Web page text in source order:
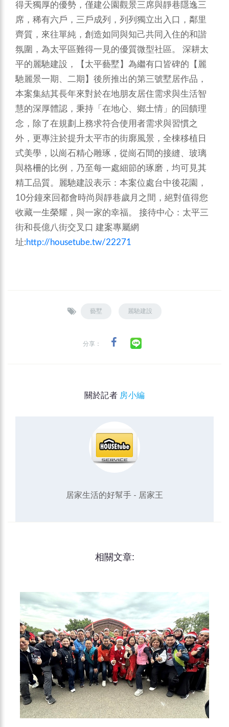
得天獨厚的優勢，僅建公園觀景三席與靜巷隱逸三
席，稀有六戶，三戶成列，列列獨立出入口，鄰里
齊質，來往單純，創造如同與知己共同入住的和諧
氛圍，為太平區難得一見的優質微型社區。 深耕太
平的麗馳建設，【太平藝墅】為繼有口皆碑的【麗
馳麗景一期、二期】後所推出的第三號墅居作品，
本案集結其長年來對於在地朋友居住需求與生活智
慧的深厚體認，秉持「在地心、鄉土情」的回饋理
念，除了在規劃上務求符合使用者需求與習慣之
外，更專注於提升太平市的街廓風景，全棟移植日
式美學，以崗石精心雕琢，從崗石間的接縫、玻璃
與格柵的比例，乃至每一處細節的琢磨，均可見其
精工品質。麗馳建設表示：本案位處台中後花園，
10分鐘來回都會時尚與靜巷歲月之間，絕對值得您
收藏一生榮耀，與一家的幸福。 接待中心：太平三
街和長億八街交叉口 建案專屬網
址:http://housetube.tw/22271
藝墅 麗馳建設
分享：
關於記者 房小編
居家生活的好幫手 - 居家王
相關文章: